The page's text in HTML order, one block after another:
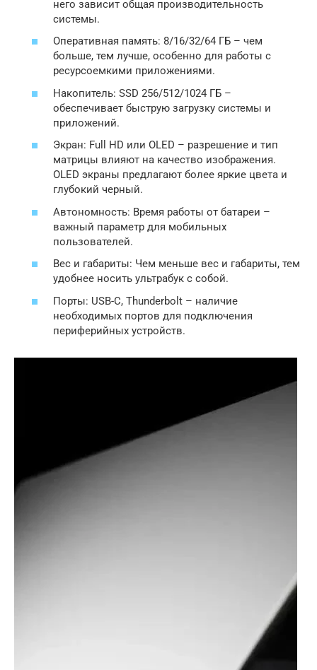
него зависит общая производительность
системы.
Оперативная память: 8/16/32/64 ГБ – чем
больше, тем лучше, особенно для работы с
ресурсоемкими приложениями.
Накопитель: SSD 256/512/1024 ГБ –
обеспечивает быструю загрузку системы и
приложений.
Экран: Full HD или OLED – разрешение и тип
матрицы влияют на качество изображения.
OLED экраны предлагают более яркие цвета и
глубокий черный.
Автономность: Время работы от батареи –
важный параметр для мобильных
пользователей.
Вес и габариты: Чем меньше вес и габариты, тем
удобнее носить ультрабук с собой.
Порты: USB-C, Thunderbolt – наличие
необходимых портов для подключения
периферийных устройств.